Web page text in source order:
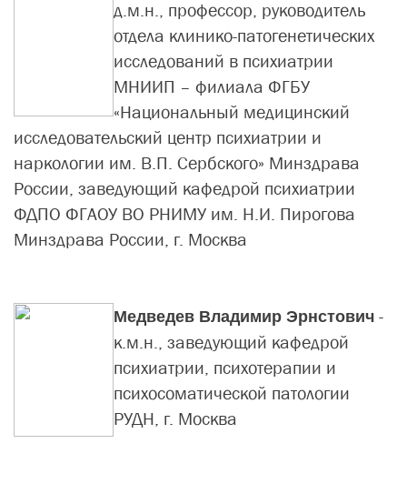
д.м.н., профессор, руководитель
отдела клинико-патогенетических
исследований в психиатрии
МНИИП – филиала ФГБУ
«Национальный медицинский
исследовательский центр психиатрии и
наркологии им. В.П. Сербского» Минздрава
России, заведующий кафедрой психиатрии
ФДПО ФГАОУ ВО РНИМУ им. Н.И. Пирогова
Минздрава России, г. Москва
Медведев Владимир Эрнстович -
к.м.н., заведующий кафедрой
психиатрии, психотерапии и
психосоматической патологии
РУДН, г. Москва